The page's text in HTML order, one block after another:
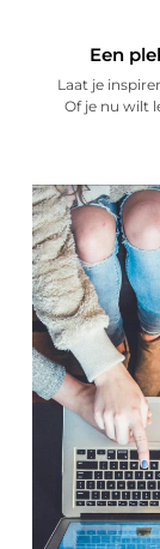
Een
Laat je
Of je nu wilt